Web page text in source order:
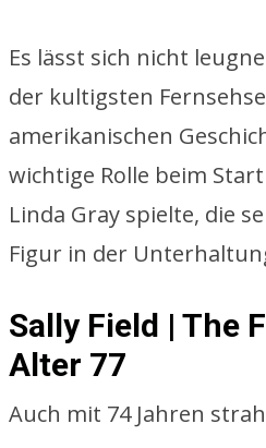
Es lässt sich nicht
der kultigsten
amerikanischen
wichtige Rolle beim
Linda Gray spielte, die
Figur in der
Sally Field | The
Alter 77
Auch mit 74 Jahren